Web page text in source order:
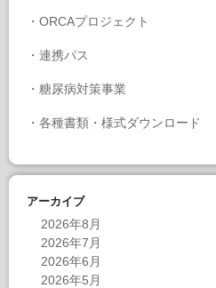
・ ORCAプロジェクト
・ 連携パス
・ 糖尿病対策事業
・ 各種書類・様式ダウンロード
アーカイブ
2026年8月
2026年7月
2026年6月
2026年5月